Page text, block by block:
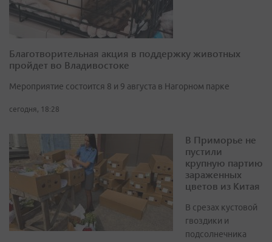
Благотворительная акция в поддержку животных
пройдет во Владивостоке
Мероприятие состоится 8 и 9 августа в Нагорном парке
сегодня, 18:28
В Приморье не
пустили
крупную партию
зараженных
цветов из Китая
В срезах кустовой
гвоздики и
подсолнечника